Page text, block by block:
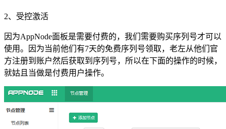
2、受控激活
因为AppNode面板是需要付费的，我们需要购买序列号才可以
使用。因为当前他们有7天的免费序列号领取，老左从他们官
方注册到账户然后获取到序列号，所以在下面的操作的时候，
就姑且当做是付费用户操作。